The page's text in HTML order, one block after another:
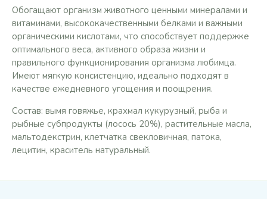
Обогащают организм животного ценными минералами и
витаминами, высококачественными белками и важными
органическими кислотами, что способствует поддержке
оптимального веса, активного образа жизни и
правильного функционирования организма любимца.
Имеют мягкую консистенцию, идеально подходят в
качестве ежедневного угощения и поощрения.
Состав: вымя говяжье, крахмал кукурузный, рыба и
рыбные субпродукты (лосось 20%), растительные масла,
мальтодекстрин, клетчатка свекловичная, патока,
лецитин, краситель натуральный.